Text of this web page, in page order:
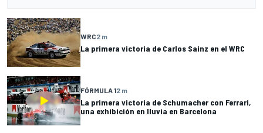
WRC2 m
La primera victoria de Carlos Sainz en el WRC
FÓRMULA 12 m
La primera victoria de Schumacher con Ferrari,
una exhibición en lluvia en Barcelona